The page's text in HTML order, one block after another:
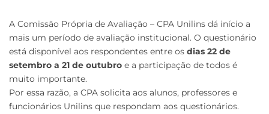
A Comissão Própria de Avaliação – CPA Unilins dá início a
mais um período de avaliação institucional. O questionário
está disponível aos respondentes entre os dias 22 de
setembro a 21 de outubro e a participação de todos é
muito importante.
Por essa razão, a CPA solicita aos alunos, professores e
funcionários Unilins que respondam aos questionários.